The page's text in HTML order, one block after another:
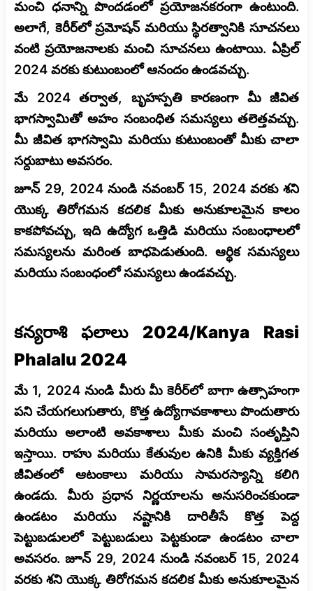
మంచి ధనాన్ని పొందడంలో ప్రయోజనకరంగా ఉంటుంది.
అలాగే, కెరీర్‌లో ప్రమోషన్ మరియు స్థిరత్వానికి సూచనలు
వంటి ప్రయోజనాలకు మంచి సూచనలు ఉంటాయి. ఏప్రిల్
2024 వరకు కుటుంబంలో ఆనందం ఉండవచ్చు.
మే 2024 తర్వాత, బృహస్పతి కారణంగా మీ జీవిత
భాగస్వామితో అహం సంబంధిత సమస్యలు తలెత్తవచ్చు.
మీ జీవిత భాగస్వామి మరియు కుటుంబంతో మీకు చాలా
సర్దుబాటు అవసరం.
జూన్ 29, 2024 నుండి నవంబర్ 15, 2024 వరకు శని
యొక్క తిరోగమన కదలిక మీకు అనుకూలమైన కాలం
కాకపోవచ్చు, ఇది ఉద్యోగ ఒత్తిడి మరియు సంబంధాలలో
సమస్యలను మరింత బాధపెడుతుంది. ఆర్థిక సమస్యలు
మరియు సంబంధంలో సమస్యలు ఉండవచ్చు.
కన్యరాశి ఫలాలు 2024/Kanya Rasi
Phalalu 2024
మే 1, 2024 నుండి మీరు మీ కెరీర్‌లో బాగా ఉత్సాహంగా
పని చేయగలుగుతారు, కొత్త ఉద్యోగావకాశాలు పొందుతారు
మరియు అలాంటి అవకాశాలు మీకు మంచి సంతృప్తిని
ఇస్తాయి. రాహు మరియు కేతువుల ఉనికి మీకు వ్యక్తిగత
జీవితంలో ఆటంకాలు మరియు సామరస్యాన్ని కలిగి
ఉండదు. మీరు ప్రధాన నిర్ణయాలను అనుసరించకుండా
ఉండటం మరియు నష్టానికి దారితీసే కొత్త పెద్ద
పెట్టుబడులలో పెట్టుబడులు పెట్టకుండా ఉండటం చాలా
అవసరం. జూన్ 29, 2024 నుండి నవంబర్ 15, 2024
వరకు శని యొక్క తిరోగమన కదలిక మీకు అనుకూలమైన